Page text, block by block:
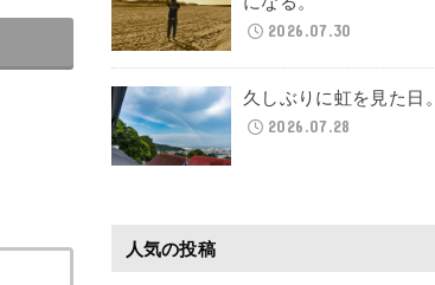
2026.07.30
久しぶりに虹を見た日。
2026.07.28
人気の投稿